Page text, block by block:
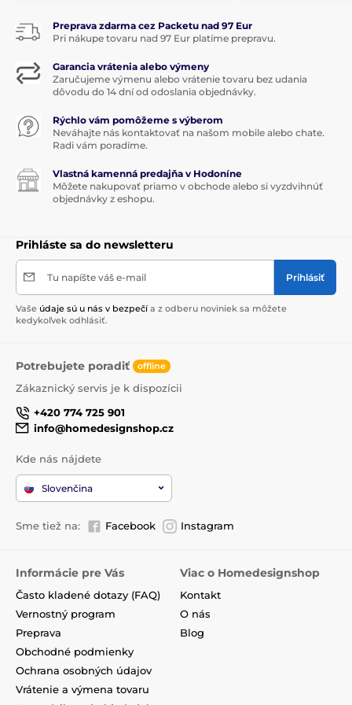
Preprava zdarma cez Packetu nad 97 Eur
Pri nákupe tovaru nad 97 Eur platíme prepravu.
Garancia vrátenia alebo výmeny
Zaručujeme výmenu alebo vrátenie tovaru bez udania
dôvodu do 14 dní od odoslania objednávky.
Rýchlo vám pomôžeme s výberom
Neváhajte nás kontaktovať na našom mobile alebo chate.
Radi vám poradíme.
Vlastná kamenná predajňa v Hodoníne
Môžete nakupovať priamo v obchode alebo si vyzdvihnúť
objednávky z eshopu.
Prihláste sa do newsletteru
Tu napíšte váš e-mail Prihlásiť
Vaše údaje sú u nás v bezpečí a z odberu noviniek sa môžete
kedykoľvek odhlásiť.
Potrebujete poradiť offline
Zákaznický servis je k dispozícii
+420 774 725 901
info@homedesignshop.cz
Kde nás nájdete
Slovenčina
Sme tiež na: Facebook Instagram
Informácie pre Vás
Často kladené dotazy (FAQ)
Vernostný program
Preprava
Obchodné podmienky
Ochrana osobných údajov
Vrátenie a výmena tovaru
Viac o Homedesignshop
Kontakt
O nás
Blog